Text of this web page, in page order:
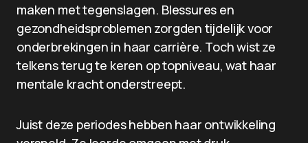
maken met tegenslagen. Blessures en
gezondheidsproblemen zorgden tijdelijk voor
onderbrekingen in haar carrière. Toch wist ze
telkens terug te keren op topniveau, wat haar
mentale kracht onderstreept.
Juist deze periodes hebben haar ontwikkeling